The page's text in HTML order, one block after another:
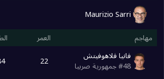
15
فيورنتينا
16
17
ليتشي
Maurizio Sarri
مهاجم
العمر
فانيا فلاهوفيتش
#48 جمهورية صربيا 22